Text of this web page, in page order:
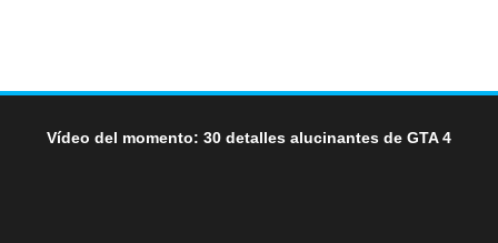
Vídeo del momento: 30 detalles alucinantes de GTA 4